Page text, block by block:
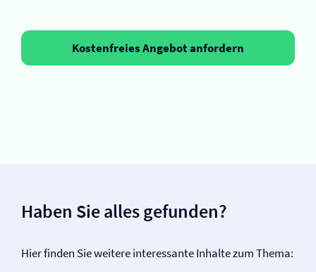
Kostenfreies Angebot anfordern
Haben Sie alles gefunden?
Hier finden Sie weitere interessante Inhalte zum Thema: